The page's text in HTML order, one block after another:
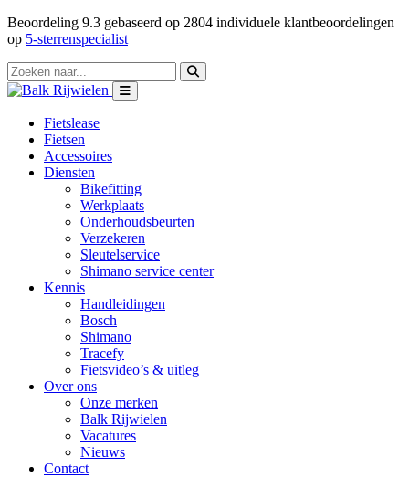
Beoordeling 9.3 gebaseerd op 2804 individuele klantbeoordelingen
op 5-sterrenspecialist
Fietslease
Fietsen
Accessoires
Diensten
Bikefitting
Werkplaats
Onderhoudsbeurten
Verzekeren
Sleutelservice
Shimano service center
Kennis
Handleidingen
Bosch
Shimano
Tracefy
Fietsvideo’s & uitleg
Over ons
Onze merken
Balk Rijwielen
Vacatures
Nieuws
Contact